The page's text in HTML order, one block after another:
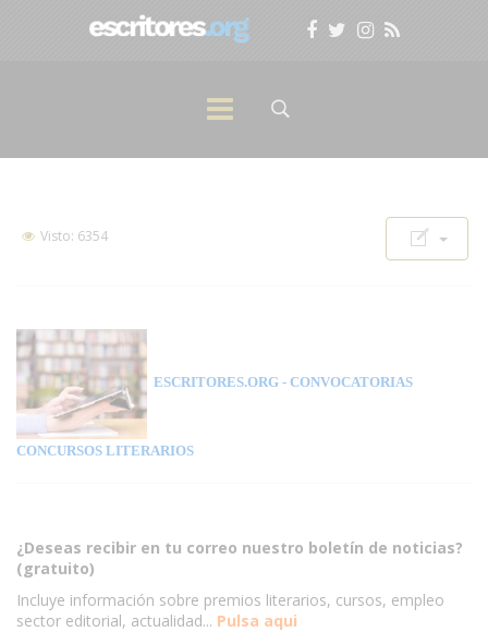
Visto: 6354
ESCRITORES.ORG - CONVOCATORIAS
CONCURSOS LITERARIOS
¿Deseas recibir en tu correo nuestro boletín de noticias?
(gratuito)
Incluye información sobre premios literarios, cursos, empleo
sector editorial, actualidad... Pulsa aqui